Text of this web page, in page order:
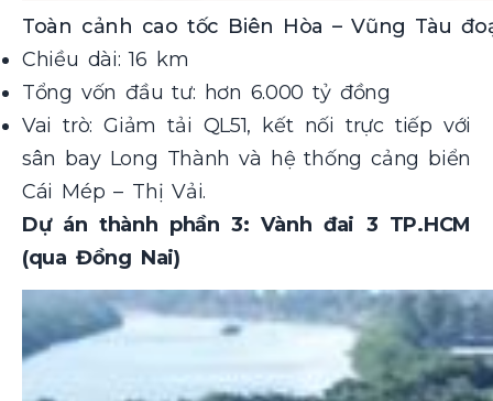
Toàn cảnh cao tốc Biên Hòa – Vũng Tàu
Chiều dài: 16 km
Tổng vốn đầu tư: hơn 6.000 tỷ đồng
Vai trò: Giảm tải QL51, kết nối trực tiếp với
sân bay Long Thành và hệ thống cảng biển
Cái Mép – Thị Vải.
Dự án thành phần 3: Vành đai 3 TP.HCM
(qua Đồng Nai)